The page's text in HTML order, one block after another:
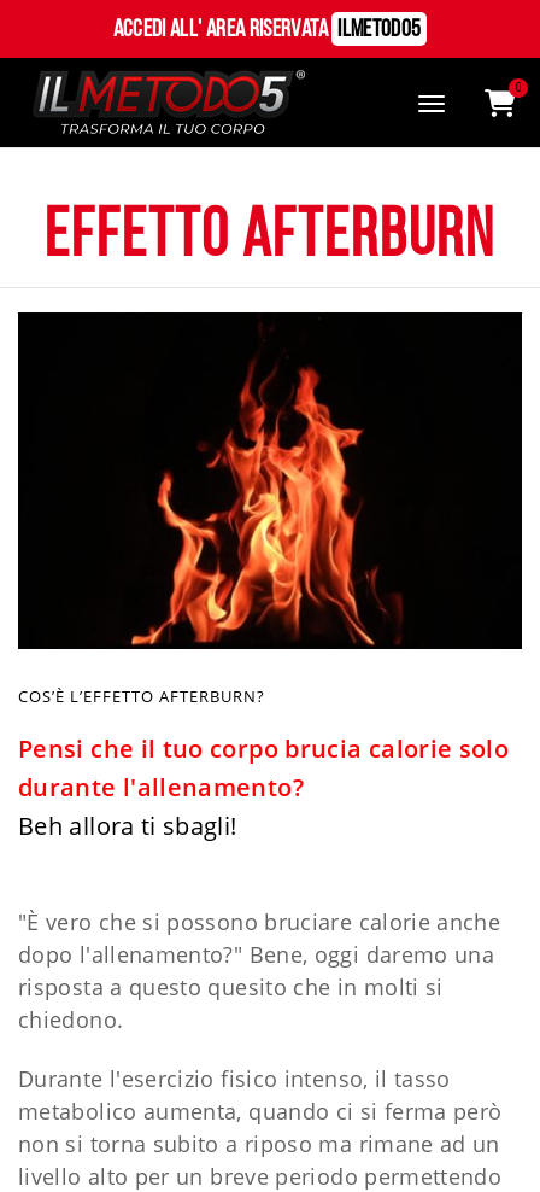
Accedi all' Area Riservata ILMetodo5
0
effetto afterburn
COS’È L’EFFETTO AFTERBURN?
Pensi che il tuo corpo brucia calorie solo
durante l'allenamento?
Beh allora ti sbagli!
"È vero che si possono bruciare calorie anche
dopo l'allenamento?" Bene, oggi daremo una
risposta a questo quesito che in molti si
chiedono.
Durante l'esercizio fisico intenso, il tasso
metabolico aumenta, quando ci si ferma però
non si torna subito a riposo ma rimane ad un
livello alto per un breve periodo permettendo